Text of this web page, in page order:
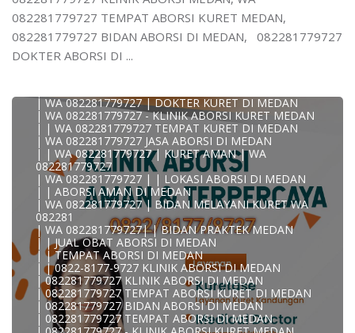
082281779727 TEMPAT ABORSI KURET MEDAN,
082281779727 BIDAN ABORSI DI MEDAN, 082281779727
DOKTER ABORSI DI ...
| WA 082281779727 TEMPAT ABORSI DI MEDAN
| WA 082281779727 BIDAN ABORSI DI MEDAN
| WA 082281779727 TEMPAT ABORSI MEDAN
| 0822-8177-9727 DOKTER ABORSI DI MEDAN
| WA 082281779727 TEMPAT ABORSI KURET DI MEDAN
| WA 082281779727 | DOKTER KURET DI MEDAN
| WA 082281779727 - KLINIK ABORSI KURET MEDAN
| | WA 082281779727 TEMPAT KURET DI MEDAN
| WA 082281779727 JASA ABORSI DI MEDAN
| | WA 082281779727 | KURET AMAN | WA
082281779727
| WA 082281779727 | | LOKASI ABORSI DI MEDAN
| | ABORSI AMAN DI MEDAN
| WA 082281779727 | BIDAN MELAYANI KURET WA
082281
| WA 082281779727| | BIDAN PRAKTEK MEDAN
| | JUAL OBAT ABORSI DI MEDAN
| | TEMPAT ABORSI DI MEDAN
| | 0822-8177-9727 KLINIK ABORSI DI MEDAN
| 082281779727 KLINIK ABORSI DI MEDAN
| 082281779727 TEMPAT ABORSI KURET DI MEDAN
| 082281779727 BIDAN ABORSI DI MEDAN
| 082281779727 TEMPAT ABORSI DI MEDAN
KLINIK ABORSI KURET MEDAN WA 082281779727 KLINIK
A
0822/81779/727 TEMPAT ABORSI MEDAN
WA 082281779727 DOKTER ABORSI MEDAN
WA 082281779727 KLINIK ABORSI MEDAN
WA 082281779727 TEMPAT ABORSI KURET MEDAN
082281779727 BIDAN ABORSI DI MEDAN
082281779727 DOKTER ABORSI DI MEDAN
WA 0822*81779*727 TEMPAT ABORSI MEDAN
WA 082281779727 DOKTER KURET DI MEDAN
WA 082281779727 TEMPAT KURET DI MEDAN
WA 082281779727 JASA ABORSI DI MEDAN
| WA 082-281-779-727 KURET AMAN WA 082281779727
TE